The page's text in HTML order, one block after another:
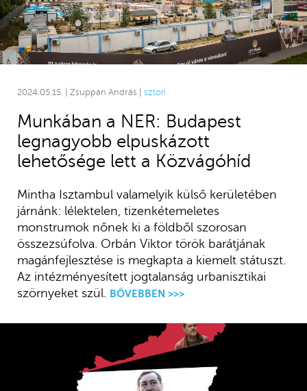
2024.05.15. | Zsuppán András | sztori
Munkában a NER: Budapest
legnagyobb elpuskázott
lehetősége lett a Közvágóhíd
Mintha Isztambul valamelyik külső kerületében
járnánk: lélektelen, tizenkétemeletes
monstrumok nőnek ki a földből szorosan
összezsúfolva. Orbán Viktor török barátjának
magánfejlesztése is megkapta a kiemelt státuszt.
Az intézményesített jogtalanság urbanisztikai
szörnyeket szül. BŐVEBBEN >>>